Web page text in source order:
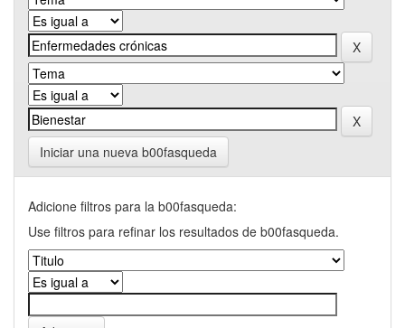
Iniciar una nueva b00fasqueda
Adicione filtros para la b00fasqueda:
Use filtros para refinar los resultados de b00fasqueda.